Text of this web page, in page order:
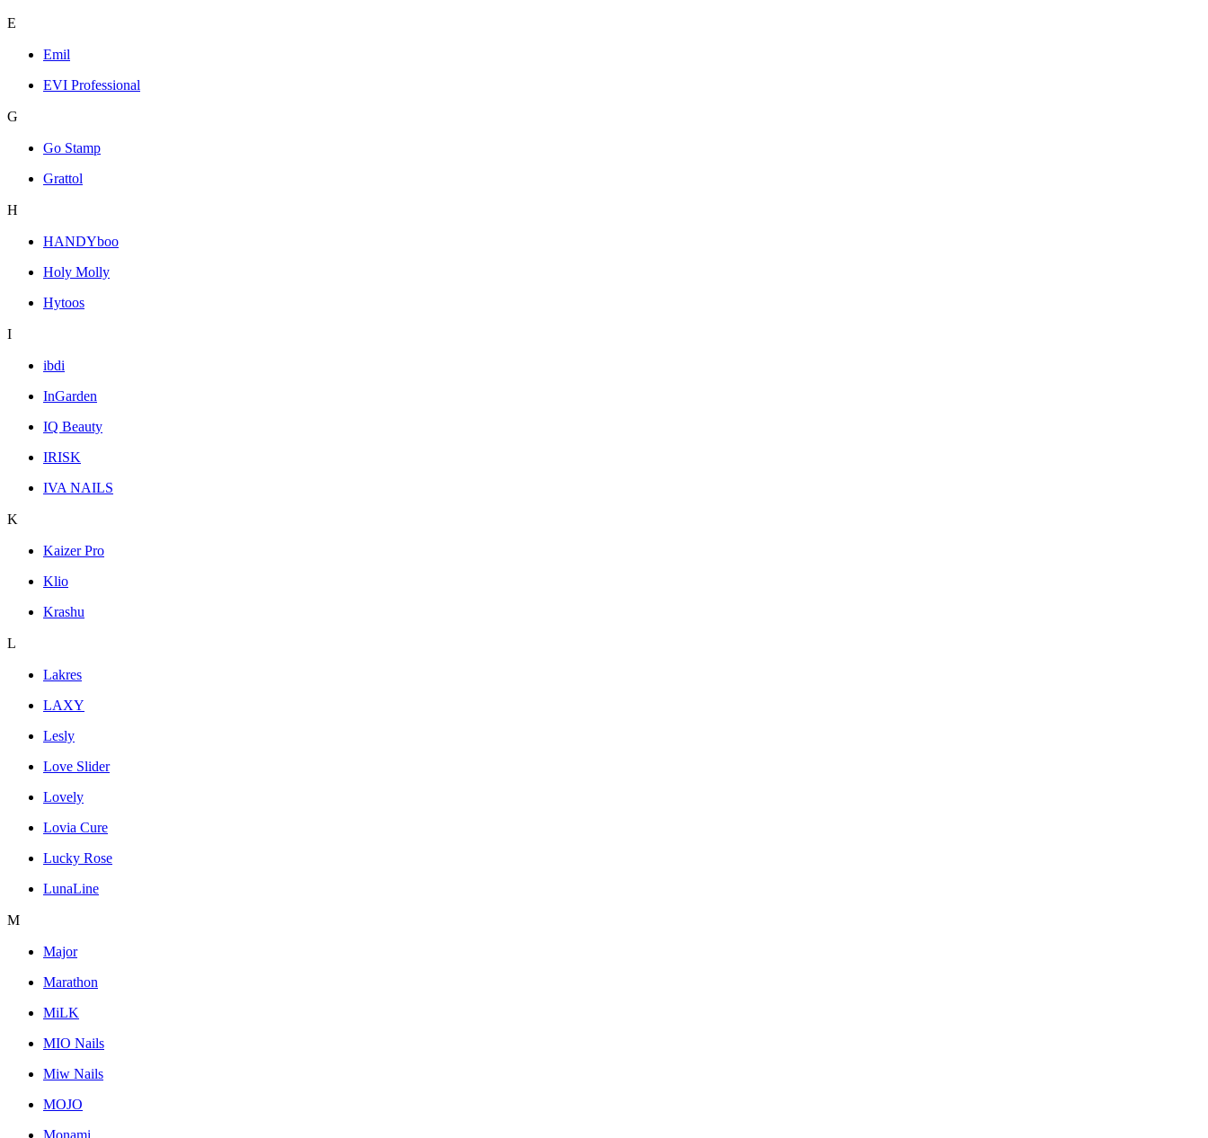
E
Emil
EVI Professional
G
Go Stamp
Grattol
H
HANDYboo
Holy Molly
Hytoos
I
ibdi
InGarden
IQ Beauty
IRISK
IVA NAILS
K
Kaizer Pro
Klio
Krashu
L
Lakres
LAXY
Lesly
Love Slider
Lovely
Lovia Cure
Lucky Rose
LunaLine
M
Major
Marathon
MiLK
MIO Nails
Miw Nails
MOJO
Monami